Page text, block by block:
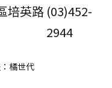
培英路 (03)452-
2944
橘世代